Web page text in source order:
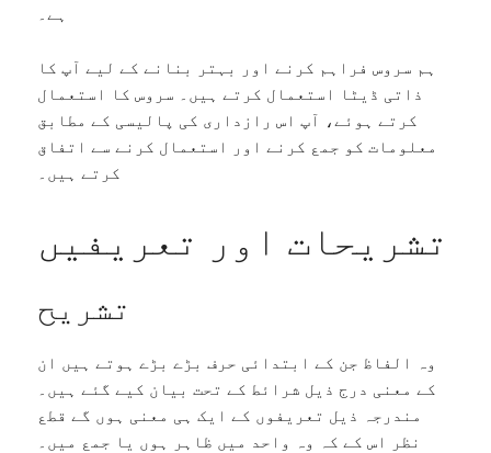
ہے۔
ہم سروس فراہم کرنے اور بہتر بنانے کے لیے آپ کا
ذاتی ڈیٹا استعمال کرتے ہیں۔ سروس کا استعمال
کرتے ہوئے، آپ اس رازداری کی پالیسی کے مطابق
معلومات کو جمع کرنے اور استعمال کرنے سے اتفاق
کرتے ہیں۔
تشریحات اور تعریفیں
تشریح
وہ الفاظ جن کے ابتدائی حرف بڑے بڑے ہوتے ہیں ان
کے معنی درج ذیل شرائط کے تحت بیان کیے گئے ہیں۔
مندرجہ ذیل تعریفوں کے ایک ہی معنی ہوں گے قطع
نظر اس کے کہ وہ واحد میں ظاہر ہوں یا جمع میں۔